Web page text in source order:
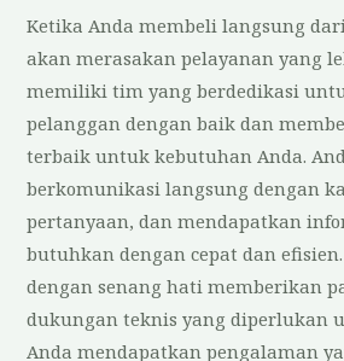
Ketika Anda membeli langsung
akan merasakan pelayanan yang
memiliki tim yang berdedikasi
pelanggan dengan baik dan
terbaik untuk kebutuhan Anda.
berkomunikasi langsung dengan
pertanyaan, dan mendapatkan
butuhkan dengan cepat dan
dengan senang hati memberikan
dukungan teknis yang diperlukan
Anda mendapatkan pengalaman